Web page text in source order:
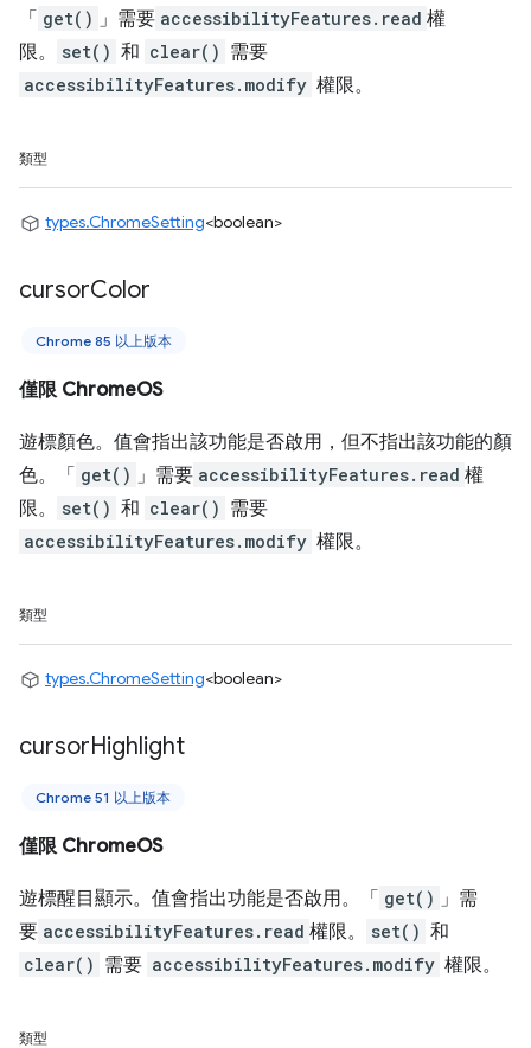
「 get() 」需要 accessibilityFeatures.read 權
限。
set() 和 clear() 需要
accessibilityFeatures.modify 權限。
類型
types.ChromeSetting<boolean>
cursorColor
Chrome 85 以上版本
僅限 ChromeOS
遊標顏色。值會指出該功能是否啟用，但不指出該功能的顏
色。「 get() 」需要 accessibilityFeatures.read 權
限。
set() 和 clear() 需要
accessibilityFeatures.modify 權限。
類型
types.ChromeSetting<boolean>
cursorHighlight
Chrome 51 以上版本
僅限 ChromeOS
遊標醒目顯示。值會指出功能是否啟用。「 get() 」需
要 accessibilityFeatures.read 權限。 set() 和
clear() 需要 accessibilityFeatures.modify 權限。
類型